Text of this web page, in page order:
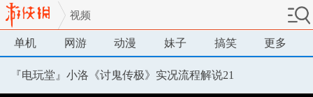
视频
单机 网游 动漫 妹子 搞笑 更多
『电玩堂』小洛《讨鬼传极》实况流程解说21